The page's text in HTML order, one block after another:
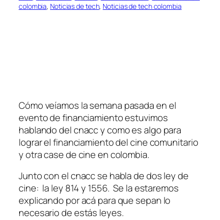
colombia, Noticias de tech, Noticias de tech colombia
Cómo veíamos la semana pasada en el
evento de financiamiento estuvimos
hablando del cnacc y como es algo para
lograr el financiamiento del cine comunitario
y otra case de cine en colombia.
Junto con el cnacc se habla de dos ley de
cine: la ley 814 y 1556. Se la estaremos
explicando por acá para que sepan lo
necesario de estás leyes.